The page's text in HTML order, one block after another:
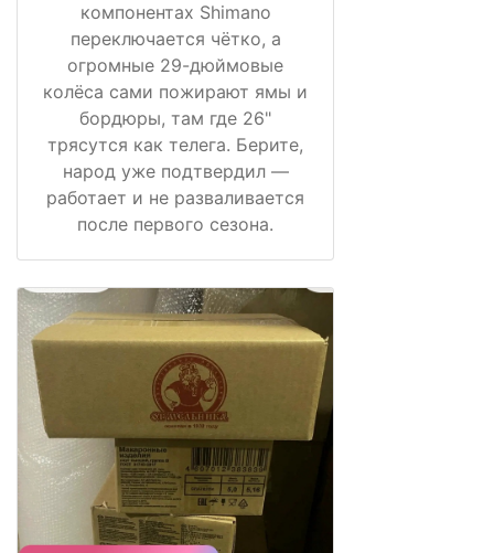
компонентах Shimano
переключается чётко, а
огромные 29-дюймовые
колёса сами пожирают ямы и
бордюры, там где 26"
трясутся как телега. Берите,
народ уже подтвердил —
работает и не разваливается
после первого сезона.